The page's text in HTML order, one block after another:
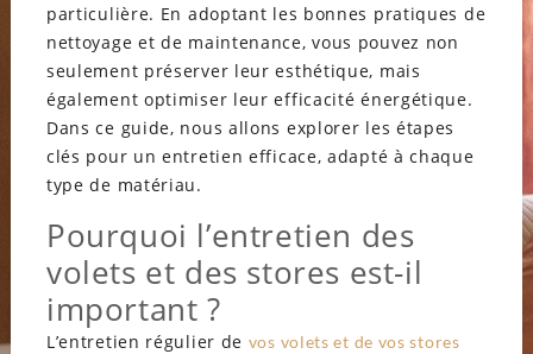
particulière. En adoptant les bonnes pratiques de
nettoyage et de maintenance, vous pouvez non
seulement préserver leur esthétique, mais
également optimiser leur efficacité énergétique.
Dans ce guide, nous allons explorer les étapes
clés pour un entretien efficace, adapté à chaque
type de matériau.
Pourquoi l’entretien des
volets et des stores est-il
important ?
L’entretien régulier de vos volets et de vos stores